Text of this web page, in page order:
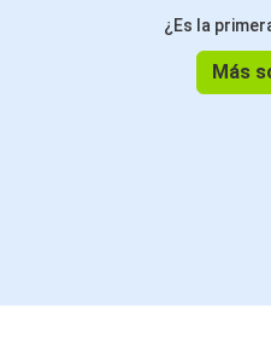
¿Es la
Más